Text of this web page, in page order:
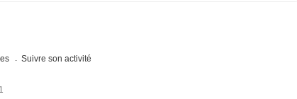
Suivre son activité